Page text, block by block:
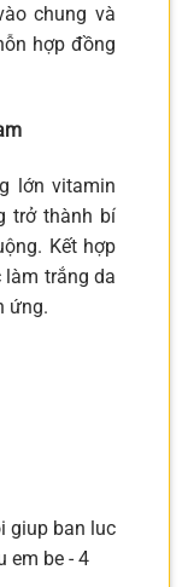
chung và
hợp đồng
lớn vitamin
trở thành bí
Kết hợp
trắng da
ứng.